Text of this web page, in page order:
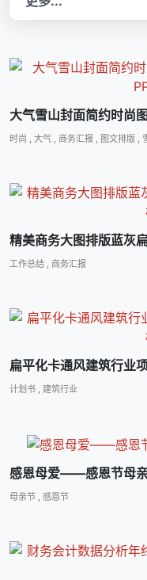
大气雪山封面简约时尚
时尚 , 大气 , 商务汇报 , 图文排版 ,
精美商务大图排版蓝灰
工作总结 , 商务汇报
扁平化卡通风建筑行业
计划书 , 建筑行业
感恩母爱――感恩节母
母亲节 感恩节